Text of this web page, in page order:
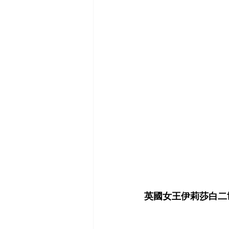
英國女王伊莉莎白